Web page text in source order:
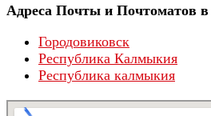
Адреса Почты и Почтоматов
Городовиковск
Республика Калмыкия
Республика калмыкия